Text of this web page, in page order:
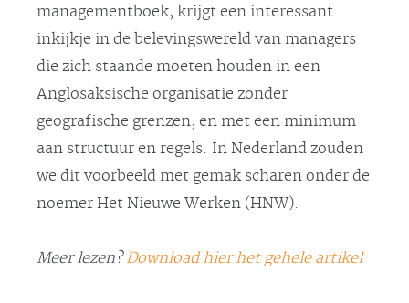
managementboek, krijgt een interessant
inkijkje in de belevingswereld van managers
die zich staande moeten houden in een
Anglosaksische organisatie zonder
geografische grenzen, en met een minimum
aan structuur en regels. In Nederland zouden
we dit voorbeeld met gemak scharen onder de
noemer Het Nieuwe Werken (HNW).
Meer lezen?Download hier het gehele artikel